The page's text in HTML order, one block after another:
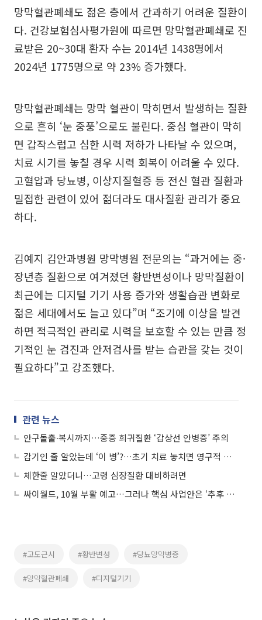
망막혈관폐쇄도 젊은 층에서 간과하기 어려운 질환이
다. 건강보험심사평가원에 따르면 망막혈관폐쇄로 진
료받은 20~30대 환자 수는 2014년 1438명에서
2024년 1775명으로 약 23% 증가했다.
망막혈관폐쇄는 망막 혈관이 막히면서 발생하는 질환
으로 흔히 ‘눈 중풍’으로도 불린다. 중심 혈관이 막히
면 갑작스럽고 심한 시력 저하가 나타날 수 있으며,
치료 시기를 놓칠 경우 시력 회복이 어려울 수 있다.
고혈압과 당뇨병, 이상지질혈증 등 전신 혈관 질환과
밀접한 관련이 있어 젊더라도 대사질환 관리가 중요
하다.
김예지 김안과병원 망막병원 전문의는 “과거에는 중·
장년층 질환으로 여겨졌던 황반변성이나 망막질환이
최근에는 디지털 기기 사용 증가와 생활습관 변화로
젊은 세대에서도 늘고 있다”며 “조기에 이상을 발견
하면 적극적인 관리로 시력을 보호할 수 있는 만큼 정
기적인 눈 검진과 안저검사를 받는 습관을 갖는 것이
필요하다”고 강조했다.
관련 뉴스
안구돌출∙복시까지…중증 희귀질환 ‘갑상선 안병증’ 주의
감기인 줄 알았는데 ‘이 병’?…초기 치료 놓치면 영구적 폐기능 저하
체한줄 알았더니…고령 심장질환 대비하려면
싸이월드, 10월 부활 예고…그러나 핵심 사업안은 ‘추후 공개’
#고도근시 #황반변성 #당뇨망막병증
#망막혈관폐쇄 #디지털기기